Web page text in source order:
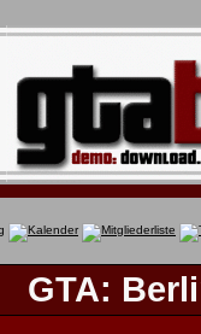
GTA: